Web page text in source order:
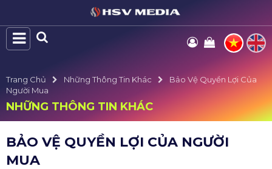
Trang Chủ Những Thông Tin Khác
Bảo Vệ Quyền Lợi Của
Người Mua
NHỮNG THÔNG TIN KHÁC
BẢO VỆ QUYỀN LỢI CỦA NGƯỜI
MUA